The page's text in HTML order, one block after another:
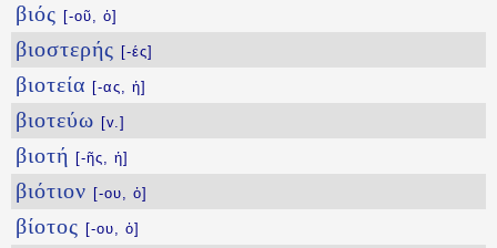
βιός [-οῦ, ὁ]
βιοστερής [-ές]
βιοτεία [-ας, ἡ]
βιοτεύω [v.]
βιοτή [-ῆς, ἡ]
βιότιον [-ου, ὁ]
βίοτος [-ου, ὁ]